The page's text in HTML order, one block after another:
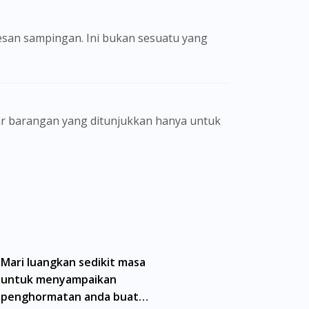
sampingan. Ini bukan sesuatu yang
perubatan dan bukan bertujuan
doktor atau ahli farmasi bertauliah
dan mungkin tidak merangkumi semua
yang dikeluarkan oleh doktor
Mari luangkan sedikit masa
untuk menyampaikan
penghormatan anda buat